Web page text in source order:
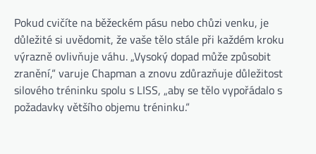
Pokud cvičíte na běžeckém pásu nebo chůzi venku, je
důležité si uvědomit, že vaše tělo stále při každém kroku
výrazně ovlivňuje váhu. „Vysoký dopad může způsobit
zranění,“ varuje Chapman a znovu zdůrazňuje důležitost
silového tréninku spolu s LISS, „aby se tělo vypořádalo s
požadavky většího objemu tréninku.“